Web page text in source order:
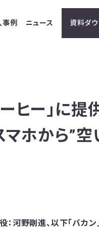
事例 ニュース 資料ダ
ヒー」に提
マホから”
河野剛進、以下「バカン